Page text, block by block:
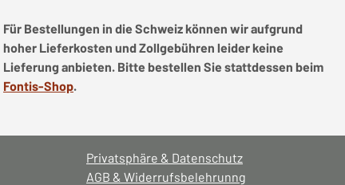
Für Bestellungen in die Schweiz können wir aufgrund
hoher Lieferkosten und Zollgebühren leider keine
Lieferung anbieten. Bitte bestellen Sie stattdessen beim
Fontis-Shop.
Privatsphäre & Datenschutz
AGB & Widerrufsbelehrunng